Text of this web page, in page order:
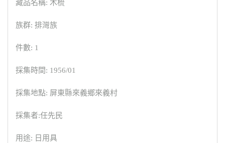
藏品名稱: 木梳
族群: 排灣族
件數: 1
採集時間: 1956/01
採集地點: 屏東縣來義鄉來義村
採集者:任先民
用途: 日用具